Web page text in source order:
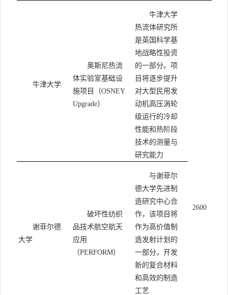
牛津大学
奥斯尼热流
体实验室基础设
施项目（OSNEY
Upgrade）
牛津大学
热流体研究所
是英国科学基
地战略性投资
的一部分。项
目将逐步提升
对大型民用发
动机高压涡轮
级运行的冷却
性能和热阶段
技术的测量与
研究能力
2600
谢菲尔德
大学
破坏性纺织
品技术航空航天
应用
（PERFORM）
与谢菲尔
德大学先进制
造研究中心合
作，该项目将
作为高价值制
造发射计划的
一部分，开发
新的复合材料
和高效的制造
工艺